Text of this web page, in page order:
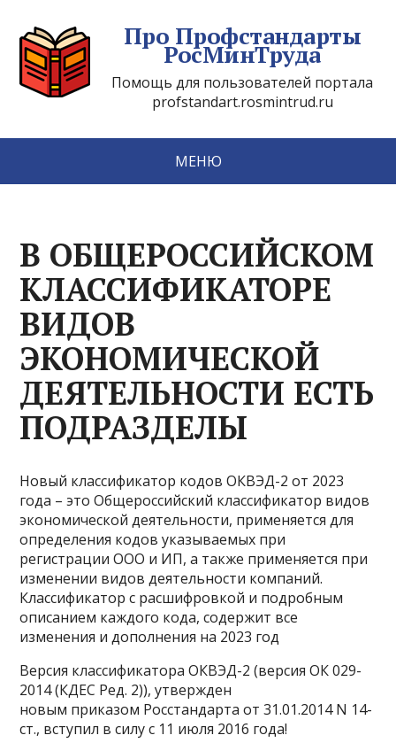
Про Профстандарты
РосМинТруда
Помощь для пользователей портала
profstandart.rosmintrud.ru
МЕНЮ
В ОБЩЕРОССИЙСКОМ
КЛАССИФИКАТОРЕ
ВИДОВ
ЭКОНОМИЧЕСКОЙ
ДЕЯТЕЛЬНОСТИ ЕСТЬ
ПОДРАЗДЕЛЫ
Новый классификатор кодов ОКВЭД-2 от 2023
года – это Общероссийский классификатор видов
экономической деятельности, применяется для
определения кодов указываемых при
регистрации ООО и ИП, а также применяется при
изменении видов деятельности компаний.
Классификатор с расшифровкой и подробным
описанием каждого кода, содержит все
изменения и дополнения на 2023 год
Версия классификатора ОКВЭД-2 (версия ОК 029-
2014 (КДЕС Ред. 2)), утвержден
новым приказом Росстандарта от 31.01.2014 N 14-
ст., вступил в силу с 11 июля 2016 года!